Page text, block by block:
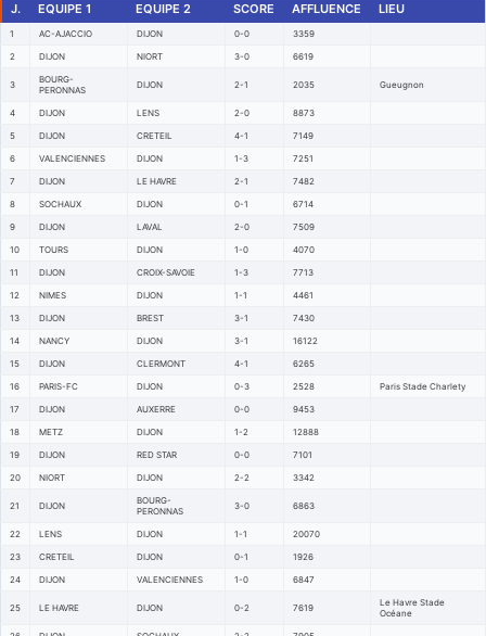
J.
EQUIPE 1 EQUIPE 2 SCORE AFFLUENCE LIEU
1 AC-AJACCIO DIJON 0-0 3359
2 DIJON NIORT 3-0 6619
3
BOURG-
PERONNAS
DIJON 2-1 2035 Gueugnon
4 DIJON LENS 2-0 8873
5 DIJON CRETEIL 4-1 7149
6 VALENCIENNES DIJON 1-3 7251
7 DIJON LE HAVRE 2-1 7482
8 SOCHAUX DIJON 0-1 6714
9 DIJON LAVAL 2-0 7509
10 TOURS DIJON 1-0 4070
11 DIJON CROIX-SAVOIE 1-3 7713
12 NIMES DIJON 1-1 4461
13 DIJON BREST 3-1 7430
14 NANCY DIJON 3-1 16122
15 DIJON CLERMONT 4-1 6265
16 PARIS-FC DIJON 0-3 2528 Paris Stade Charlety
17 DIJON AUXERRE 0-0 9453
18 METZ DIJON 1-2 12888
19 DIJON RED STAR 0-0 7101
20 NIORT DIJON 2-2 3342
21 DIJON
BOURG-
PERONNAS
3-0 6863
22 LENS DIJON 1-1 20070
23 CRETEIL DIJON 0-1 1926
24 DIJON VALENCIENNES 1-0 6847
25 LE HAVRE DIJON 0-2 7619
Le Havre Stade
Océane